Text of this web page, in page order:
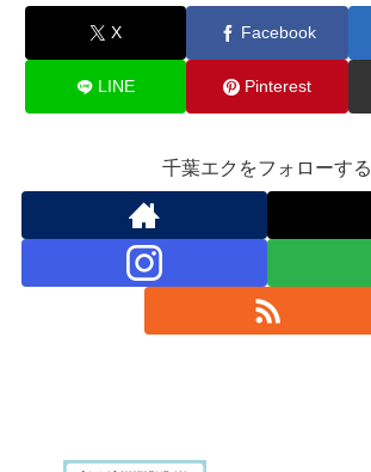
X Facebook
LINE Pinterest
千葉エクをフォローする